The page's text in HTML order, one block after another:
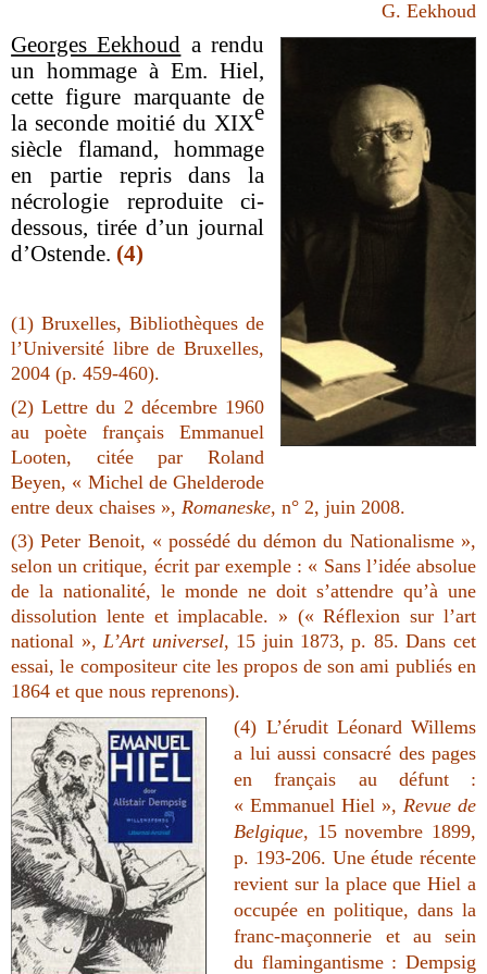
G. Eekhoud
Georges Eekhoud a rendu
un hommage à Em. Hiel,
cette figure marquante de
la seconde moitié du XIXe
siècle flamand, hommage
en partie repris dans la
nécrologie reproduite ci-
dessous, tirée d’un journal
d’Ostende. (4)
(1) Bruxelles, Bibliothèques de
l’Université libre de Bruxelles,
2004 (p. 459-460).
(2) Lettre du 2 décembre 1960
au poète français Emmanuel
Looten, citée par Roland
Beyen, « Michel de Ghelderode
entre deux chaises »,Romaneske, n° 2, juin 2008.
(3) Peter Benoit, « possédé du démon du Nationalisme »,
selon un critique, écrit par exemple : « Sans l’idée absolue
de la nationalité, le monde ne doit s’attendre qu’à une
dissolution lente et implacable. » (« Réflexion sur l’art
national »,L’Art universel, 15 juin 1873, p. 85. Dans cet
essai, le compositeur cite les propos de son ami publiés en
1864 et que nous reprenons).
(4) L’érudit Léonard Willems
a lui aussi consacré des pages
en français au défunt :
« Emmanuel Hiel », Revue de
Belgique, 15 novembre 1899,
p. 193-206. Une étude récente
revient sur la place que Hiel a
occupée en politique, dans la
franc-maçonnerie et au sein
du flamingantisme : Dempsig